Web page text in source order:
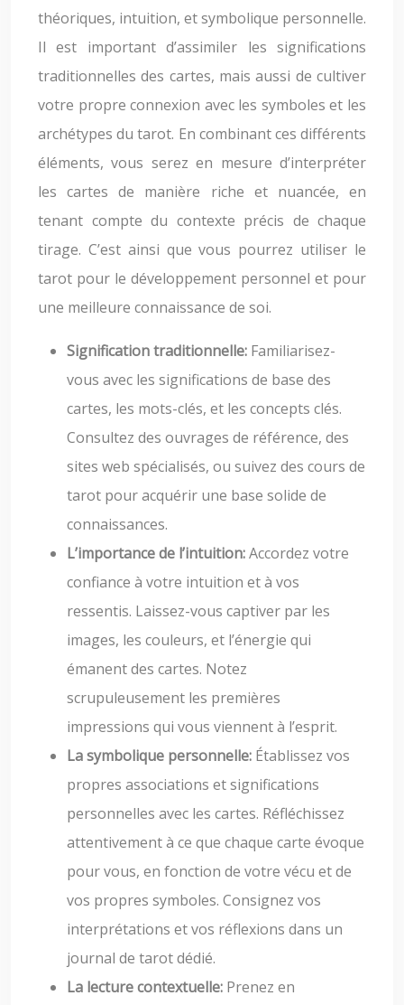
théoriques, intuition, et symbolique personnelle.
Il est important d’assimiler les significations
traditionnelles des cartes, mais aussi de cultiver
votre propre connexion avec les symboles et les
archétypes du tarot. En combinant ces différents
éléments, vous serez en mesure d’interpréter
les cartes de manière riche et nuancée, en
tenant compte du contexte précis de chaque
tirage. C’est ainsi que vous pourrez utiliser le
tarot pour le développement personnel et pour
une meilleure connaissance de soi.
Signification traditionnelle: Familiarisez-
vous avec les significations de base des
cartes, les mots-clés, et les concepts clés.
Consultez des ouvrages de référence, des
sites web spécialisés, ou suivez des cours de
tarot pour acquérir une base solide de
connaissances.
L’importance de l’intuition:Accordez votre
confiance à votre intuition et à vos
ressentis. Laissez-vous captiver par les
images, les couleurs, et l’énergie qui
émanent des cartes. Notez
scrupuleusement les premières
impressions qui vous viennent à l’esprit.
La symbolique personnelle: Établissez vos
propres associations et significations
personnelles avec les cartes. Réfléchissez
attentivement à ce que chaque carte évoque
pour vous, en fonction de votre vécu et de
vos propres symboles. Consignez vos
interprétations et vos réflexions dans un
journal de tarot dédié.
La lecture contextuelle: Prenez en